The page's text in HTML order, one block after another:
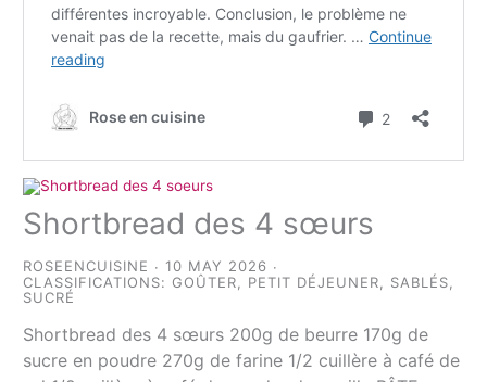
Shortbread des 4 sœurs
ROSEENCUISINE
10 MAY 2026
CLASSIFICATIONS:GOÛTER PETIT DÉJEUNER SABLÉS
SUCRÉ
Shortbread des 4 sœurs 200g de beurre 170g de
sucre en poudre 270g de farine 1/2 cuillère à café de